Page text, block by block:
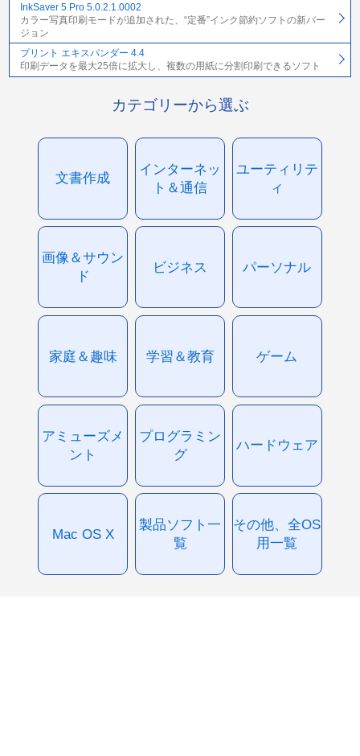
InkSaver 5 Pro 5.0.2.1.0002
カラー写真印刷モードが追加された、“定番”インク節約ソフトの新バー
ジョン
プリント エキスパンダー 4.4
印刷データを最大25倍に拡大し、複数の用紙に分割印刷できるソフト
カテゴリーから選ぶ
文書作成
インターネッ
ト＆通信
ユーティリテ
ィ
画像＆サウン
ド
ビジネス パーソナル
家庭＆趣味 学習＆教育 ゲーム
アミューズメ
ント
プログラミン
グ
ハードウェア
Mac OS X
製品ソフト一
覧
その他、全OS
用一覧